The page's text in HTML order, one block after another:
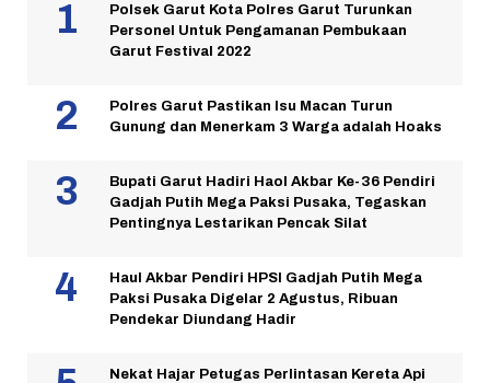
Polsek Garut Kota Polres Garut Turunkan
Personel Untuk Pengamanan Pembukaan
Garut Festival 2022
Polres Garut Pastikan Isu Macan Turun
Gunung dan Menerkam 3 Warga adalah Hoaks
Bupati Garut Hadiri Haol Akbar Ke-36 Pendiri
Gadjah Putih Mega Paksi Pusaka, Tegaskan
Pentingnya Lestarikan Pencak Silat
Haul Akbar Pendiri HPSI Gadjah Putih Mega
Paksi Pusaka Digelar 2 Agustus, Ribuan
Pendekar Diundang Hadir
Nekat Hajar Petugas Perlintasan Kereta Api